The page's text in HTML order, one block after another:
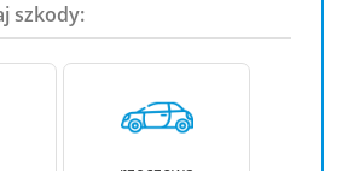
szkody: